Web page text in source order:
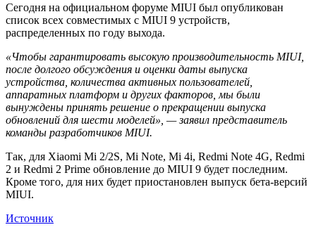
Сегодня на официальном форуме MIUI был опубликован
список всех совместимых с MIUI 9 устройств,
распределенных по году выхода.
«Чтобы гарантировать высокую производительность MIUI,
после долгого обсуждения и оценки даты выпуска
устройства, количества активных пользователей,
аппаратных платформ и других факторов, мы были
вынуждены принять решение о прекращении выпуска
обновлений для шести моделей», — заявил представитель
команды разработчиков MIUI.
Так, для Xiaomi Mi 2/2S, Mi Note, Mi 4i, Redmi Note 4G, Redmi
2 и Redmi 2 Prime обновление до MIUI 9 будет последним.
Кроме того, для них будет приостановлен выпуск бета-версий
MIUI.
Источник